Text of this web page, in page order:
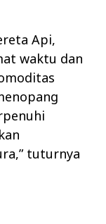
Api,
waktu dan
tuturnya